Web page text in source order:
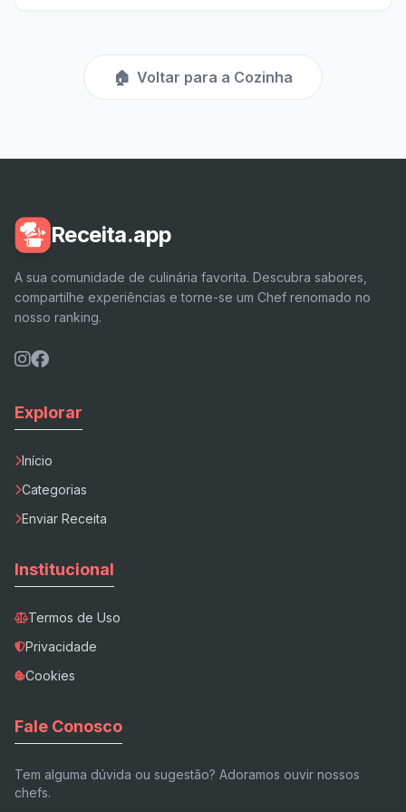
🏠 Voltar para a Cozinha
Receita.app
A sua comunidade de culinária favorita. Descubra sabores,
compartilhe experiências e torne-se um Chef renomado no
nosso ranking.
Explorar
Início
Categorias
Enviar Receita
Institucional
Termos de Uso
Privacidade
Cookies
Fale Conosco
Tem alguma dúvida ou sugestão? Adoramos ouvir nossos
chefs.